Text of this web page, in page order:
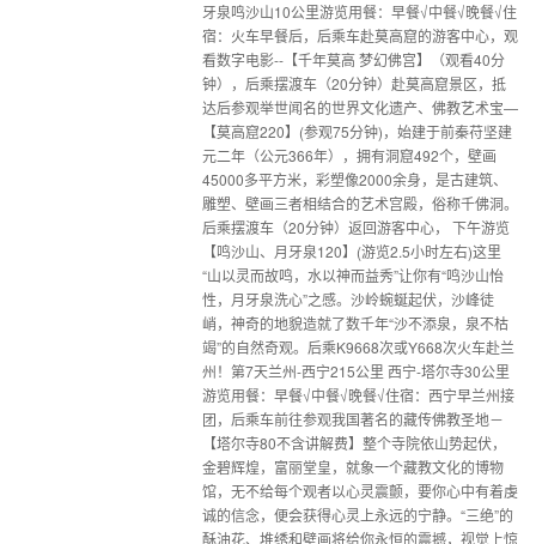
牙泉鸣沙山10公里游览用餐：早餐√中餐√晚餐√住
宿：火车早餐后，后乘车赴莫高窟的游客中心，观
看数字电影--【千年莫高 梦幻佛宫】（观看40分
钟），后乘摆渡车（20分钟）赴莫高窟景区，抵
达后参观举世闻名的世界文化遗产、佛教艺术宝—
【莫高窟220】(参观75分钟)，始建于前秦苻坚建
元二年（公元366年），拥有洞窟492个，壁画
45000多平方米，彩塑像2000余身，是古建筑、
雕塑、壁画三者相结合的艺术宫殿，俗称千佛洞。
后乘摆渡车（20分钟）返回游客中心， 下午游览
【鸣沙山、月牙泉120】(游览2.5小时左右)这里
“山以灵而故鸣，水以神而益秀”让你有“鸣沙山怡
性，月牙泉洗心”之感。沙岭蜿蜒起伏，沙峰徒
峭，神奇的地貌造就了数千年“沙不添泉，泉不枯
竭”的自然奇观。后乘K9668次或Y668次火车赴兰
州！第7天兰州-西宁215公里 西宁-塔尔寺30公里
游览用餐：早餐√中餐√晚餐√住宿：西宁早兰州接
团，后乘车前往参观我国著名的藏传佛教圣地－
【塔尔寺80不含讲解费】整个寺院依山势起伏，
金碧辉煌，富丽堂皇，就象一个藏教文化的博物
馆，无不给每个观者以心灵震颤，要你心中有着虔
诚的信念，便会获得心灵上永远的宁静。“三绝”的
酥油花、堆绣和壁画将给你永恒的震撼，视觉上惊